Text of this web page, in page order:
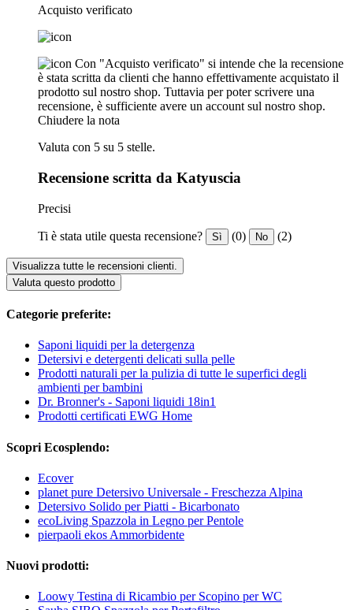
Acquisto verificato
Con "Acquisto verificato" si intende che la recensione
è stata scritta da clienti che hanno effettivamente acquistato il
prodotto sul nostro shop. Tuttavia per poter scrivere una
recensione, è sufficiente avere un account sul nostro shop.
Chiudere la nota
Valuta con 5 su 5 stelle.
Recensione scritta da Katyuscia
Precisi
Ti è stata utile questa recensione? Sì (0) No (2)
Visualizza tutte le recensioni clienti.
Valuta questo prodotto
Categorie preferite:
Saponi liquidi per la detergenza
Detersivi e detergenti delicati sulla pelle
Prodotti naturali per la pulizia di tutte le superfici degli
ambienti per bambini
Dr. Bronner's - Saponi liquidi 18in1
Prodotti certificati EWG Home
Scopri Ecosplendo:
Ecover
planet pure Detersivo Universale - Freschezza Alpina
Detersivo Solido per Piatti - Bicarbonato
ecoLiving Spazzola in Legno per Pentole
pierpaoli ekos Ammorbidente
Nuovi prodotti:
Loowy Testina di Ricambio per Scopino per WC